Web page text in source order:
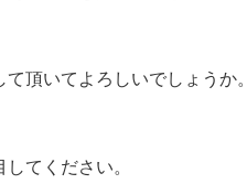
頂いてよろしいでしょうか。
てください。